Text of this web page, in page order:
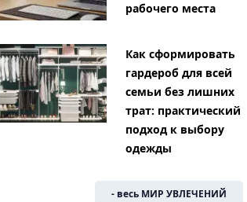
рабочего места
Как сформировать
гардероб для всей
семьи без лишних
трат: практический
подход к выбору
одежды
- весь МИР УВЛЕЧЕНИЙ